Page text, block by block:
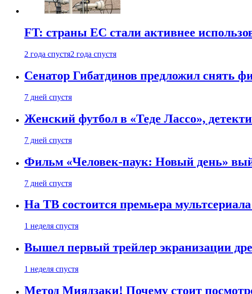
FT: страны ЕС стали активнее
2 года спустя2 года спустя
Сенатор Гибатдинов предложил снять
7 дней спустя
Женский футбол в «Теде Лассо»,
7 дней спустя
Фильм «Человек-паук: Новый день»
7 дней спустя
На ТВ состоится премьера
1 неделя спустя
Вышел первый трейлер экранизации
1 неделя спустя
Метод Миядзаки! Почему стоит